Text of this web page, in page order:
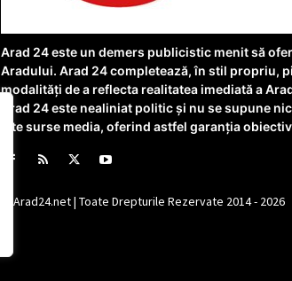
Arad 24 este un demers publicistic menit să
Aradului. Arad 24 completează, în stil propriu,
modalități de a reflecta realitatea imediată a
Arad 24 este nealiniat politic și nu se supune
alte surse media, oferind astfel garanția
© Arad24.net | Toate Drepturile Rezervate 2014 - 2026